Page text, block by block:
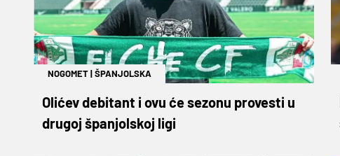
NOGOMET|ŠPANJOLSKA
Olićev debitant i ovu će sezonu provesti u
drugoj španjolskoj ligi